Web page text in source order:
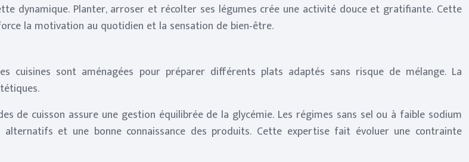
dynamique. Planter, arroser et récolter ses légumes crée une activité douce et gratifiante. Cette
la motivation au quotidien et la sensation de bien-être.
cuisines sont aménagées pour préparer différents plats adaptés sans risque de mélange. La
de cuisson assure une gestion équilibrée de la glycémie. Les régimes sans sel ou à faible sodium
et une bonne connaissance des produits. Cette expertise fait évoluer une contrainte